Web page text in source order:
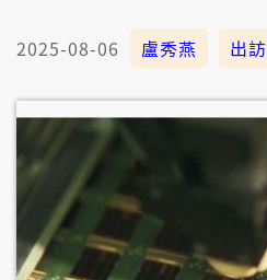
2025-08-06 盧秀燕 出訪